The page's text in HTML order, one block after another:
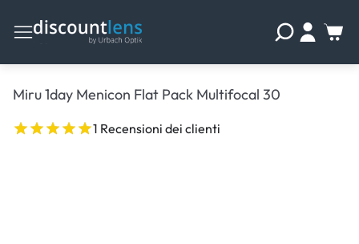
Miru 1day Menicon Flat Pack Multifocal 30
1 Recensioni dei clienti